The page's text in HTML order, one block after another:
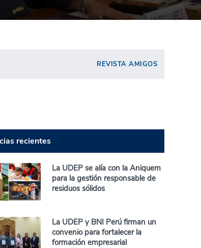
REVISTA AMIGOS
recientes
La UDEP se alía con la Aniquem
para la gestión responsable de
residuos sólidos
La UDEP y BNI Perú firman un
convenio para fortalecer la
formación empresarial